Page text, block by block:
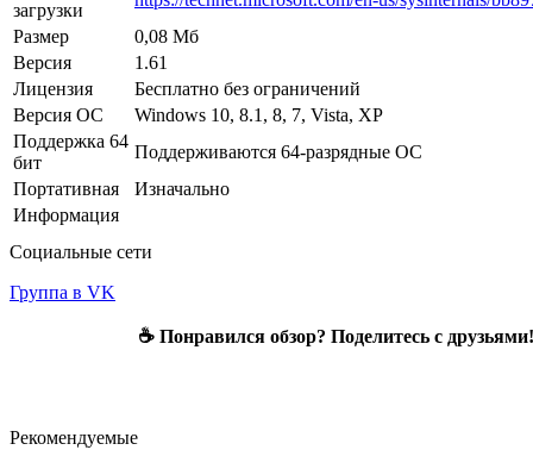
загрузки
Размер
0,08 Мб
Версия
1.61
Лицензия
Бесплатно без ограничений
Версия ОС
Windows 10, 8.1, 8, 7, Vista, XP
Поддержка 64
бит
Поддерживаются 64-разрядные ОС
Портативная
Изначально
Информация
Социальные сети
Группа в VK
☕ Понравился обзор? Поделитесь с
Рекомендуемые